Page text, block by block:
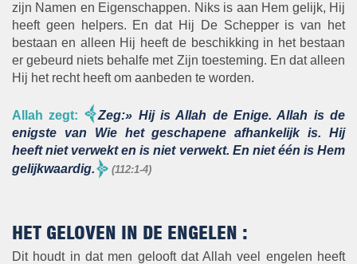
zijn Namen en Eigenschappen. Niks is aan Hem gelijk, Hij
heeft geen helpers. En dat Hij De Schepper is van het
bestaan en alleen Hij heeft de beschikking in het bestaan
er gebeurd niets behalfe met Zijn toesteming. En dat alleen
Hij het recht heeft om aanbeden te worden.
Allah zegt:
Zeg:» Hij is Allah de Enige. Allah is de
enigste van Wie het geschapene afhankelijk is. Hij
heeft niet verwekt en is niet verwekt. En niet één is Hem
gelijkwaardig.
(112:1-4)
HET GELOVEN IN DE ENGELEN :
Dit houdt in dat men gelooft dat Allah veel engelen heeft